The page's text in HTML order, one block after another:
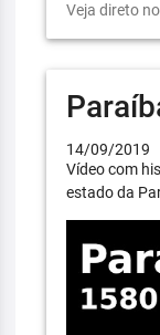
Veja direto
14/09/2019
Vídeo com
estado da